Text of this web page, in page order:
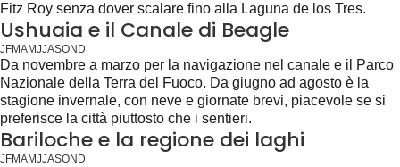
Fitz Roy senza dover scalare fino alla Laguna de los Tres.
Ushuaia e il Canale di Beagle
J FMAMJJASON D
Da novembre a marzo per la navigazione nel canale e il Parco
Nazionale della Terra del Fuoco. Da giugno ad agosto è la
stagione invernale, con neve e giornate brevi, piacevole se si
preferisce la città piuttosto che i sentieri.
Bariloche e la regione dei laghi
J FMAMJJASON D